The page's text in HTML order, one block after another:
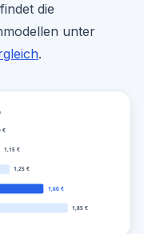
die
unter
.